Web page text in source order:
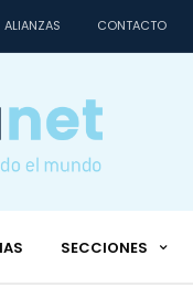
ALIANZAS CONTACTO
SECCIONES